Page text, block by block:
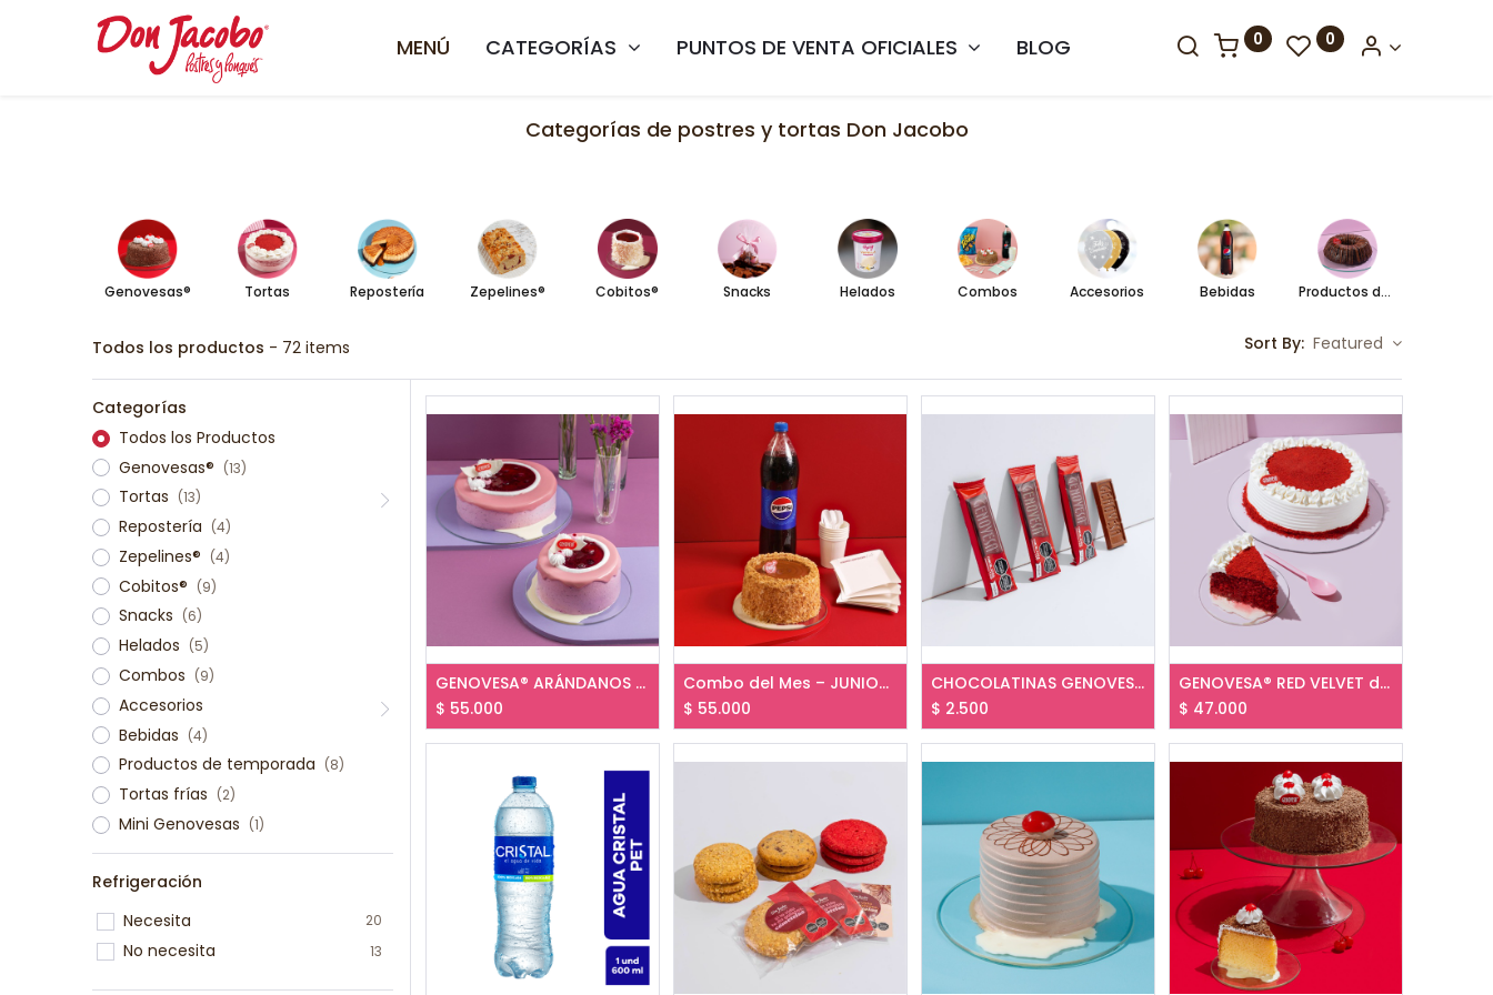
MENÚ CATEGORÍAS PUNTOS DE VENTA OFICIALES BLOG 0 0
Categorías de postres y tortas Don Jacobo
Genovesas® Tortas Repostería Zepelines® Cobitos® Snacks Helados Combos Accesorios Bebidas Productos de temporada
Todos los productos - 72 items Sort By: Featured
Categorías
Todos los Productos
Genovesas® (13)
Tortas (13)
Repostería (4)
Zepelines® (4)
Cobitos® (9)
Snacks (6)
Helados (5)
Combos (9)
Accesorios
Bebidas (4)
Productos de temporada (8)
Tortas frías (2)
Mini Genovesas (1)
Refrigeración
Necesita
20
No necesita 13
GENOVESA® ARÁNDANOS desde
$ 55.000
Combo del Mes – JUNIOR EDICIÓN FUTBOLISTA
$ 55.000
CHOCOLATINAS GENOVESA® x und
$ 2.500
GENOVESA® RED VELVET desde
$ 47.000